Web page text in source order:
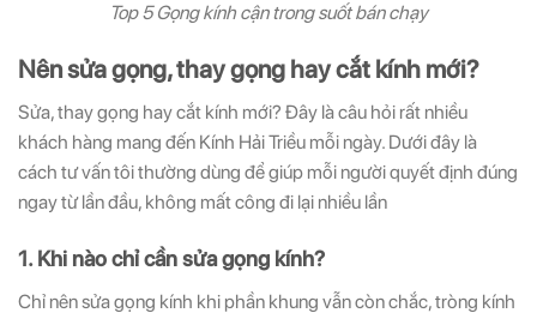
Top 5 Gọng kính cận trong suốt bán chạy
Nên sửa gọng, thay gọng hay cắt kính mới?
Sửa, thay gọng hay cắt kính mới? Đây là câu hỏi rất nhiều
khách hàng mang đến Kính Hải Triều mỗi ngày. Dưới đây là
cách tư vấn tôi thường dùng để giúp mỗi người quyết định đúng
ngay từ lần đầu, không mất công đi lại nhiều lần
1. Khi nào chỉ cần sửa gọng kính?
Chỉ nên sửa gọng kính khi phần khung vẫn còn chắc, tròng kính